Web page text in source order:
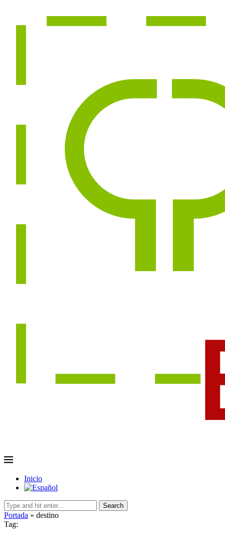
Inicio
Search
Portada » destino
Tag: